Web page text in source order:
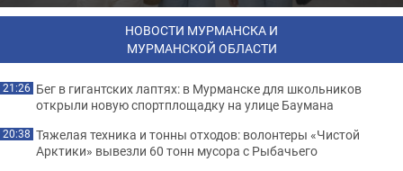
НОВОСТИ МУРМАНСКА И
МУРМАНСКОЙ ОБЛАСТИ
21:26 Бег в гигантских лаптях: в Мурманске для школьников
открыли новую спортплощадку на улице Баумана
20:38 Тяжелая техника и тонны отходов: волонтеры «Чистой
Арктики» вывезли 60 тонн мусора с Рыбачьего